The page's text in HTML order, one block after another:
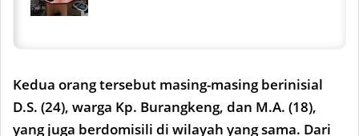
Kedua orang tersebut masing-masing berinisial
D.S. (24), warga Kp. Burangkeng, dan M.A. (18),
yang juga berdomisili di wilayah yang sama. Dari